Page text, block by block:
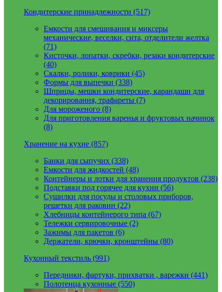
Кондитерские принадлежности (517)
Емкости для смешивания и миксеры
механические, веселки, сита, отделители желтка
(71)
Кисточки, лопатки, скребки, резаки кондитерские
(40)
Скалки, ролики, коврики (45)
Формы для выпечки (338)
Шприцы, мешки кондитерские, карандаши для
декорирования, трафареты (7)
Для мороженого (8)
Для приготовления варенья и фруктовых начинок
(8)
Хранение на кухне (857)
Банки для сыпучих (338)
Емкости для жидкостей (48)
Контейнеры и лотки для хранения продуктов (238)
Подставки под горячее для кухни (56)
Сушилки для посуды и столовых приборов,
решетки для раковин (22)
Хлебницы контейнерого типа (67)
Тележки сервировочные (2)
Зажимы для пакетов (6)
Держатели, крючки, кронштейны (80)
Кухонный текстиль (991)
Передники, фартуки, прихватки , варежки (441)
Полотенца кухонные (550)